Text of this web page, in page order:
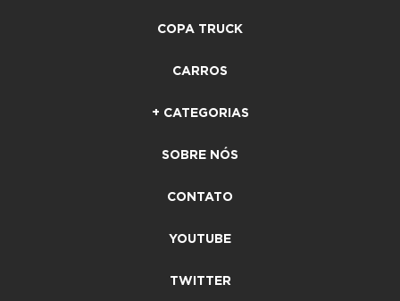
COPA TRUCK
CARROS
+ CATEGORIAS
SOBRE NÓS
CONTATO
YOUTUBE
TWITTER